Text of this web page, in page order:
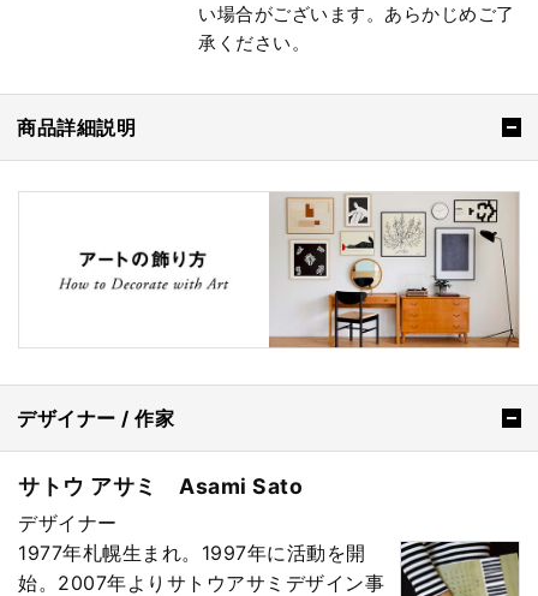
い場合がございます。あらかじめご了
承ください。
商品詳細説明
デザイナー / 作家
サトウ アサミ Asami Sato
デザイナー
1977年札幌生まれ。1997年に活動を開
始。2007年よりサトウアサミデザイン事